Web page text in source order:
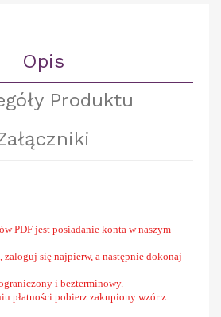
Opis
Produktu
PDF jest posiadanie konta w naszym
zaloguj się najpierw, a następnie dokonaj
i bezterminowy.
płatności pobierz zakupiony wzór z